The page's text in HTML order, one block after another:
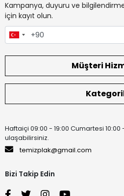
Kampanya, duyuru ve
için kayıt olun.
Müşteri
Haftaiçi 09:00 - 19:00 Cumartesi 10:00
ulaşabilirsiniz.
temizplak@gmail.com
Bizi Takip Edin